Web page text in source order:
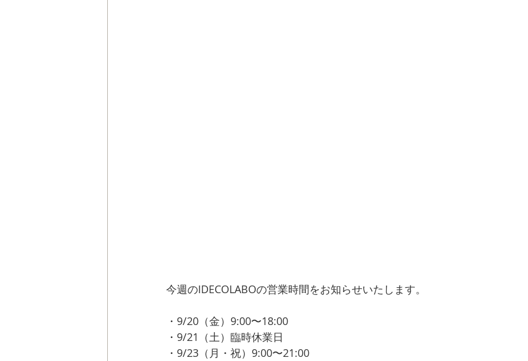
今週のIDECOLABOの営業時間をお知らせいたします。
・9/20（金）9:00〜18:00
・9/21（土）臨時休業日
・9/23（月・祝）9:00〜21:00